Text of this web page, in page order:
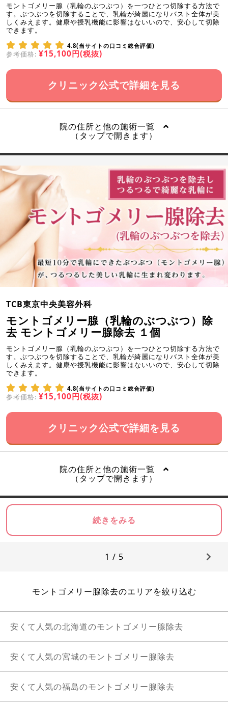
モントゴメリー腺（乳輪のぶつぶつ）を一つひとつ切除する方法で
す。ぶつぶつを切除することで、乳輪が綺麗になりバスト全体が美
しくみえます。健康や授乳機能に影響はないいので、安心して切除
できます。
4.8(当サイトの口コミ総合評価)
参考価格: ¥15,100円(税抜)
クリニック公式で詳細を見る
院の住所と他の施術一覧
（タップで開きます）
TCB東京中央美容外科
モントゴメリー腺（乳輪のぶつぶつ）除
去 モントゴメリー腺除去 １個
モントゴメリー腺（乳輪のぶつぶつ）を一つひとつ切除する方法で
す。ぶつぶつを切除することで、乳輪が綺麗になりバスト全体が美
しくみえます。健康や授乳機能に影響はないいので、安心して切除
できます。
4.8(当サイトの口コミ総合評価)
参考価格: ¥15,100円(税抜)
クリニック公式で詳細を見る
院の住所と他の施術一覧
（タップで開きます）
続きをみる
1 / 5
モントゴメリー腺除去のエリアを絞り込む
安くて人気の北海道のモントゴメリー腺除去
安くて人気の宮城のモントゴメリー腺除去
安くて人気の福島のモントゴメリー腺除去